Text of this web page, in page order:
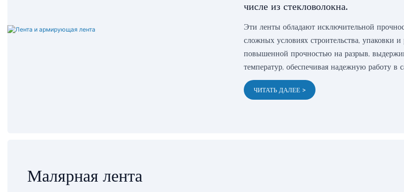
числе из стекловолокна.
Эти ленты обладают исключительной
сложных условиях строительства, упаковки
повышенной прочностью на разрыв,
температур, обеспечивая надежную работу в
ЧИТАТЬ ДАЛЕЕ >
Малярная лента